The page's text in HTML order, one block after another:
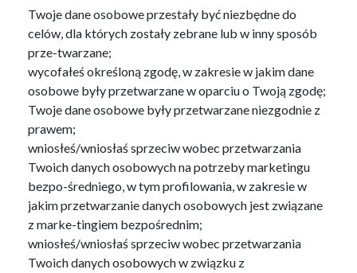
Twoje dane osobowe przestały być niezbędne do
celów, dla których zostały zebrane lub w inny sposób
prze-twarzane;
wycofałeś określoną zgodę, w zakresie w jakim dane
osobowe były przetwarzane w oparciu o Twoją zgodę;
Twoje dane osobowe były przetwarzane niezgodnie z
prawem;
wniosłeś/wniosłaś sprzeciw wobec przetwarzania
Twoich danych osobowych na potrzeby marketingu
bezpo-średniego, w tym profilowania, w zakresie w
jakim przetwarzanie danych osobowych jest związane
z marke-tingiem bezpośrednim;
wniosłeś/wniosłaś sprzeciw wobec przetwarzania
Twoich danych osobowych w związku z